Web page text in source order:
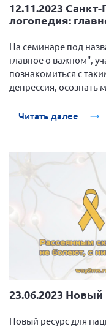
12.11.2023
логопедия:
На семинаре под
главное о важном",
познакомиться с
депрессия, осознать
Читать далее
23.06.2023
Новый ресурс для